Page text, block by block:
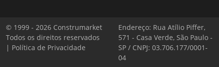
© 1999 - 2026 Construmarket
Todos os direitos reservados
| Política de Privacidade
Endereço: Rua Atílio Piffer,
571 - Casa Verde, São Paulo -
SP / CNPJ: 03.706.177/0001-
04